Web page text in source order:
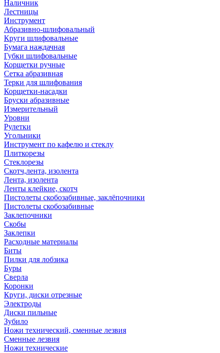
Наличник
Лестницы
Инструмент
Абразивно-шлифовальный
Круги шлифовальные
Бумага наждачная
Губки шлифовальные
Корщетки ручные
Сетка абразивная
Терки для шлифования
Корщетки-насадки
Бруски абразивные
Измерительный
Уровни
Рулетки
Угольники
Инструмент по кафелю и стеклу
Плиткорезы
Стеклорезы
Скотч,лента, изолента
Лента, изолента
Ленты клейкие, скотч
Пистолеты скобозабивные, заклёпочники
Пистолеты скобозабивные
Заклепочники
Скобы
Заклепки
Расходные материалы
Биты
Пилки для лобзика
Буры
Сверла
Коронки
Круги, диски отрезные
Электроды
Диски пильные
Зубило
Ножи технический, сменные лезвия
Сменные лезвия
Ножи технические